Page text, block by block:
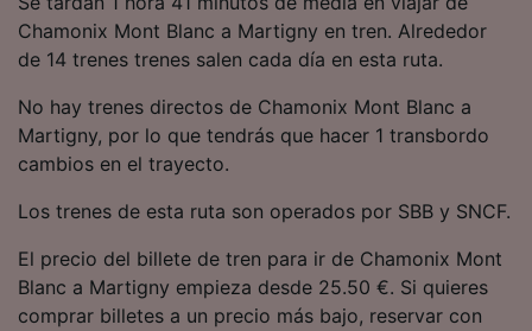
Chamonix Mont Blanc a Martigny en tren. Alrededor
de 14 trenes trenes salen cada día en esta ruta.
No hay trenes directos de Chamonix Mont Blanc a
Martigny, por lo que tendrás que hacer 1 transbordo
cambios en el trayecto.
Los trenes de esta ruta son operados por SBB y SNCF.
El precio del billete de tren para ir de Chamonix Mont
Blanc a Martigny empieza desde 25.50 €. Si quieres
comprar billetes a un precio más bajo, reservar con
precisa. Analizar activamente las
características del dispositivo para su
identificación. Almacenar la información en un
contenido personalizados, medición de
publicidad y contenido, investigación de
audiencia y desarrollo de servicios.
Lista de asociados (proveedores)